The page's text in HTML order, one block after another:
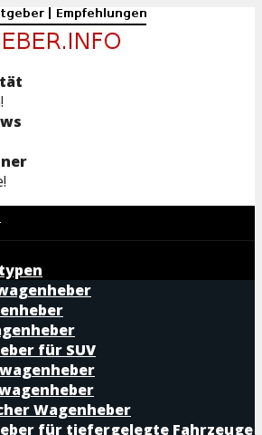
für SUV
Wagenheber
für tiefergelegte Fahrzeuge